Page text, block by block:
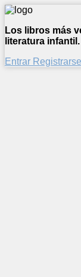
Los libros más
literatura infantil.
Entrar Registrarse